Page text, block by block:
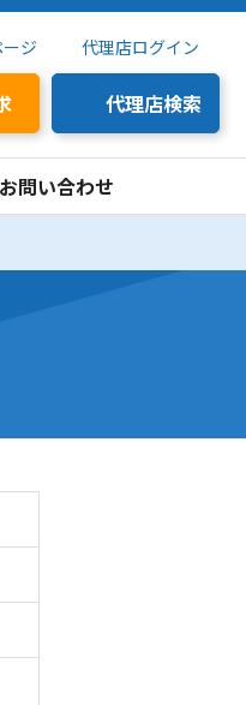
ジ 代理店ログイン
代理店検索
お問い合わせ